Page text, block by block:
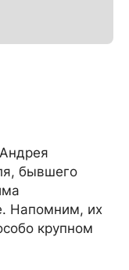
бывшего
Напомним, их
крупном